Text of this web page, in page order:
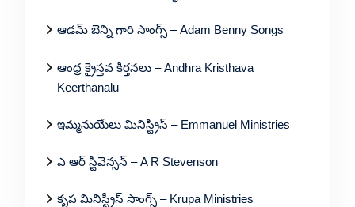
ఆడమ్ బెన్ని గారి సాంగ్స్ – Adam Benny Songs
ఆంధ్ర క్రైస్తవ కీర్తనలు – Andhra Kristhava
Keerthanalu
ఇమ్మనుయేలు మినిస్ట్రీస్ – Emmanuel Ministries
ఎ ఆర్ స్టీవెన్సన్ – A R Stevenson
కృప మినిస్ట్రీస్ సాంగ్స్ – Krupa Ministries